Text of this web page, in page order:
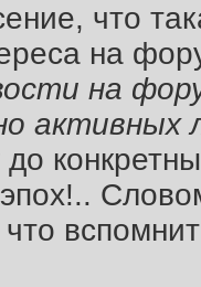
что
на
на
активных
до